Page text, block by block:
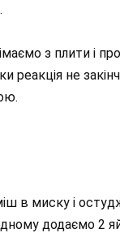
з плити і
реакція не
в миску і
додаємо 2